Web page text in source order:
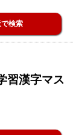
検索
習漢字マス